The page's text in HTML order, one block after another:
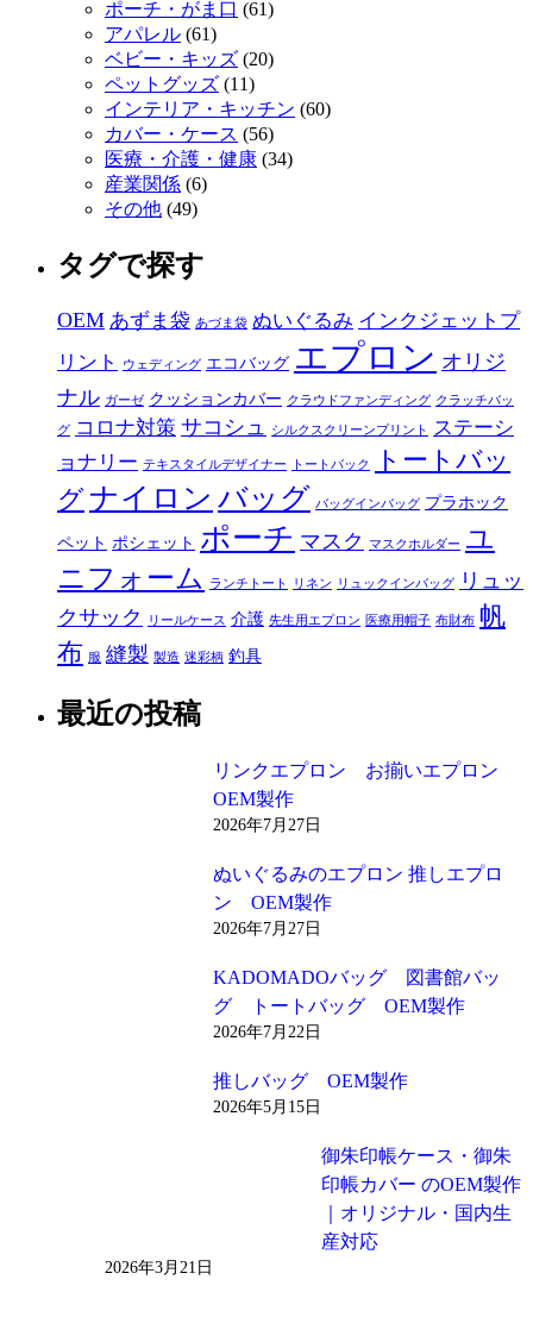
ポーチ・がま口 (61)
アパレル (61)
ベビー・キッズ (20)
ペットグッズ (11)
インテリア・キッチン (60)
カバー・ケース (56)
医療・介護・健康 (34)
産業関係 (6)
その他 (49)
タグで探す
OEM あずま袋 あづま袋 ぬいぐるみ インクジェットプ
リント
ウェディング エコバッグ エプロン オリジ
ナル ガーゼ クッションカバー クラウドファンディング クラッチバッ
グ コロナ対策 サコシュ シルクスクリーンプリント
ステーシ
ョナリー テキスタイルデザイナー トートバック
トートバッ
グナイロン バッグ バッグインバッグ プラホック
ペット ポシェット ポーチ マスク マスクホルダー ユ
ニフォーム
ランチトート リネン リュックインバッグ
リュッ
クサック
リールケース 介護 先生用エプロン 医療用帽子 布財布 帆
布 服 縫製 製造 迷彩柄 釣具
最近の投稿
リンクエプロン お揃いエプロン
OEM製作
2026年7月27日
ぬいぐるみのエプロン 推しエプロ
ン OEM製作
2026年7月27日
KADOMADOバッグ 図書館バッ
グ トートバッグ OEM製作
2026年7月22日
推しバッグ OEM製作
2026年5月15日
御朱印帳ケース・御朱
印帳カバー のOEM製作
｜オリジナル・国内生
産対応
2026年3月21日